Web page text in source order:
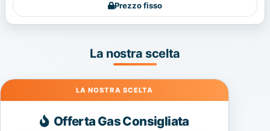
Prezzo fisso
La nostra scelta
Gas
Offerta Gas Consigliata